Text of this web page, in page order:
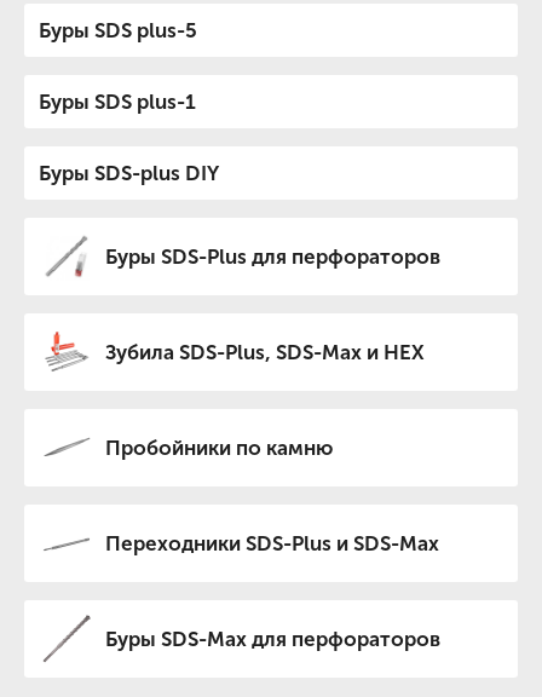
Буры SDS plus-5
Буры SDS plus-1
Буры SDS-plus DIY
Буры SDS-Plus для перфораторов
Зубила SDS-Plus, SDS-Max и HEX
Пробойники по камню
Переходники SDS-Plus и SDS-Max
Буры SDS-Max для перфораторов